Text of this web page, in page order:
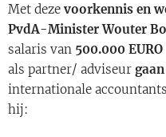
Met deze voorkennis en
PvdA-Minister Wouter
salaris van 500.000
als partner/ adviseur
internationale
hij: